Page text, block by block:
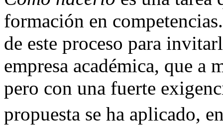
formación en
de este proceso para
empresa académica, que a
pero con una fuerte
propuesta se ha aplicado,